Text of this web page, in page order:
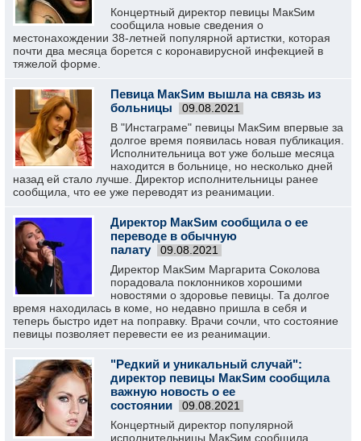
Концертный директор певицы МакSим
сообщила новые сведения о
местонахождении 38-летней популярной артистки, которая
почти два месяца борется с коронавирусной инфекцией в
тяжелой форме.
Певица МакSим вышла на связь из
больницы
09.08.2021
В "Инстаграме" певицы МакSим впервые за
долгое время появилась новая публикация.
Исполнительница вот уже больше месяца
находится в больнице, но несколько дней
назад ей стало лучше. Директор исполнительницы ранее
сообщила, что ее уже переводят из реанимации.
Директор МакSим сообщила о ее
переводе в обычную
палату
09.08.2021
Директор МакSим Маргарита Соколова
порадовала поклонников хорошими
новостями о здоровье певицы. Та долгое
время находилась в коме, но недавно пришла в себя и
теперь быстро идет на поправку. Врачи сочли, что состояние
певицы позволяет перевести ее из реанимации.
"Редкий и уникальный случай":
директор певицы МакSим сообщила
важную новость о ее
состоянии
09.08.2021
Концертный директор популярной
исполнительницы МакSим сообщила